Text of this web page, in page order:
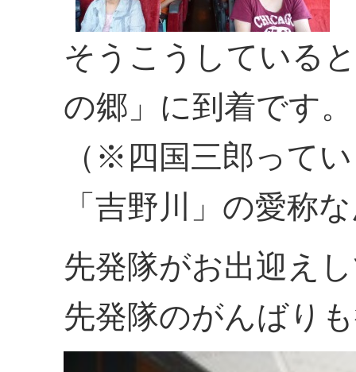
そうこうしている
の郷」に到着です。
（※四国三郎って
「吉野川」の愛称
先発隊がお出迎え
先発隊のがんばり